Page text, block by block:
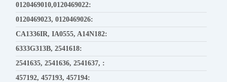
0120469010,0120469022:
0120469023, 0120469026:
CA1336IR, IA0555, A14N182:
6333G313B, 2541618:
2541635, 2541636, 2541637, :
457192, 457193, 457194: